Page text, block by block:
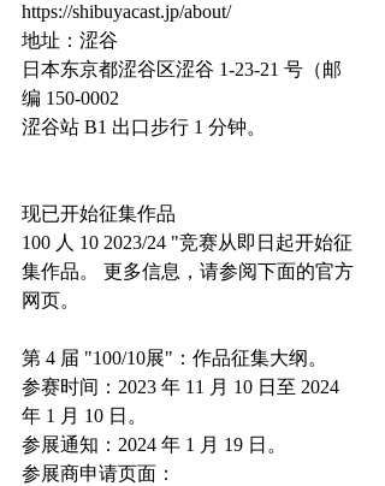
https://shibuyacast.jp/about/
地址：涩谷
日本东京都涩谷区涩谷 1-23-21 号（邮
编 150-0002
涩谷站 B1 出口步行 1 分钟。
现已开始征集作品
100 人 10 2023/24 "竞赛从即日起开始征
集作品。 更多信息，请参阅下面的官方
网页。
第 4 届 "100/10展"：作品征集大纲。
参赛时间：2023 年 11 月 10 日至 2024
年 1 月 10 日。
参展通知：2024 年 1 月 19 日。
参展商申请页面：